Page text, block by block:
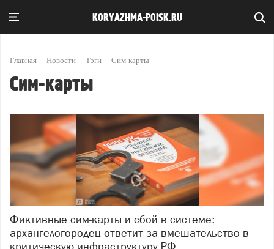
KORYAZHMA-POISK.RU
Главная Новости Тэги Сим-карты
Сим-карты
Фиктивные сим-карты и сбой в системе:
архангелогородец ответит за вмешательство в
критическую инфраструктуру РФ